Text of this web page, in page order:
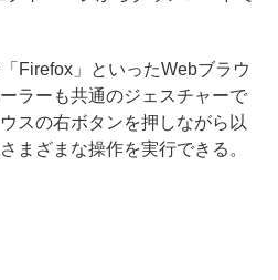
Firefox」といったWebブラウ
ラーも共通のジェスチャーで
スの右ボタンを押しながら以
まざまな操作を実行できる。